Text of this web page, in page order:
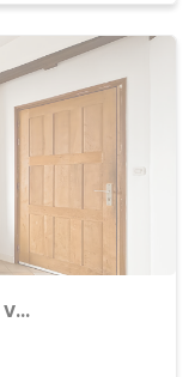
Achat Appartement centre ville